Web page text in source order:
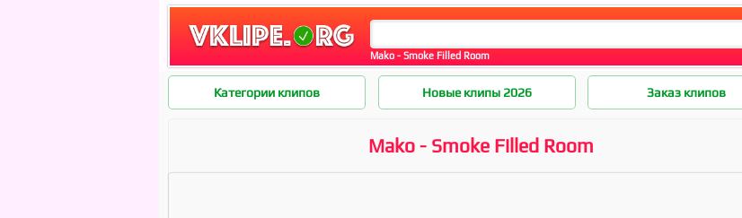
Mako - Smoke Filled Room
Категории клипов Новые клипы 2026 Заказ клипов
Mako - Smoke Filled Room